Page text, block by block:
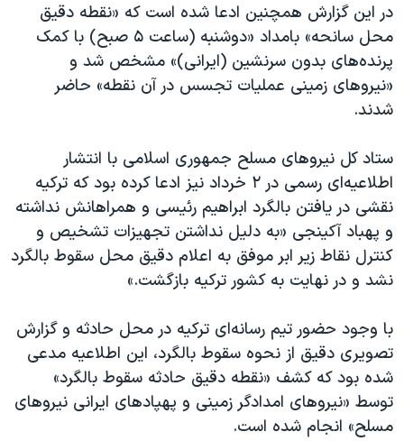
در این گزارش همچنین ادعا شده است که «نقطه دقیق
محل سانحه» بامداد «دوشنبه (ساعت ۵ صبح) با کمک
پرنده‌های بدون سرنشین (ایرانی)» مشخص شد و
«نیرو‌های زمینی عملیات تجسس در آن نقطه» حاضر
شدند.
ستاد کل نیروهای مسلح جمهوری اسلامی با انتشار
اطلاعیه‌ای رسمی در ۲ خرداد نیز ادعا کرده بود که ترکیه
نقشی در یافتن بالگرد ابراهیم رئیسی و همراهانش نداشته
و پهباد آکینجی «به دلیل نداشتن تجهیزات تشخیص و
کنترل نقاط زیر ابر موفق به اعلام دقیق محل سقوط بالگرد
نشد و در نهایت به کشور ترکیه بازگشت.»
با وجود حضور تیم رسانه‌ای ترکیه در محل حادثه و گزارش
تصویری دقیق از نحوه سقوط بالگرد، این اطلاعیه مدعی
شده بود که کشف «نقطه دقیق حادثه سقوط بالگرد»
توسط «نیروهای امدادگر زمینی و پهپادهای ایرانی نیروهای
مسلح» انجام شده است.